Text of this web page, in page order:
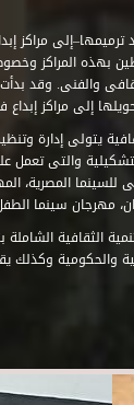
ترميمها–إلى مراكز
بهذه المراكز
مراكز إبداع فنى
يتولى إدارة
والتى
للسينما المصرية،
مهرجان سينما
الثقافية الشاملة
والحكومية